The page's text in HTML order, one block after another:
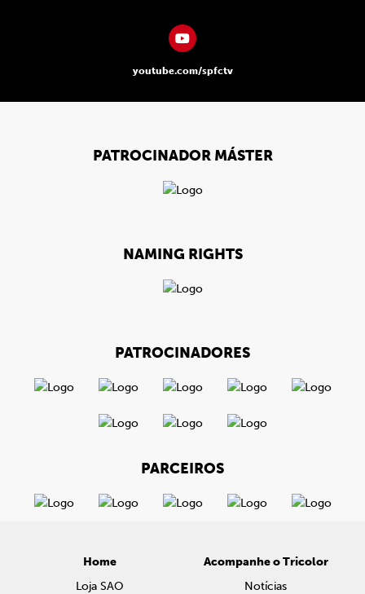
youtube.com/spfctv
PATROCINADOR MÁSTER
NAMING RIGHTS
PATROCINADORES
PARCEIROS
Home
Loja SAO
Acompanhe o Tricolor
Notícias